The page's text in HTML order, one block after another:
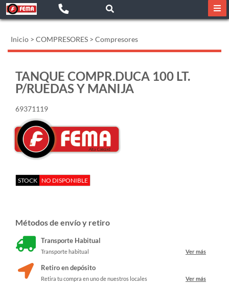
Inicio > COMPRESORES > Compresores
TANQUE COMPR.DUCA 100 LT.
P/RUEDAS Y MANIJA
69371119
STOCK NO DISPONIBLE
Métodos de envío y retiro
Transporte Habitual
Transporte habitual Ver más
Retiro en depósito
Retira tu compra en uno de nuestros locales Ver más